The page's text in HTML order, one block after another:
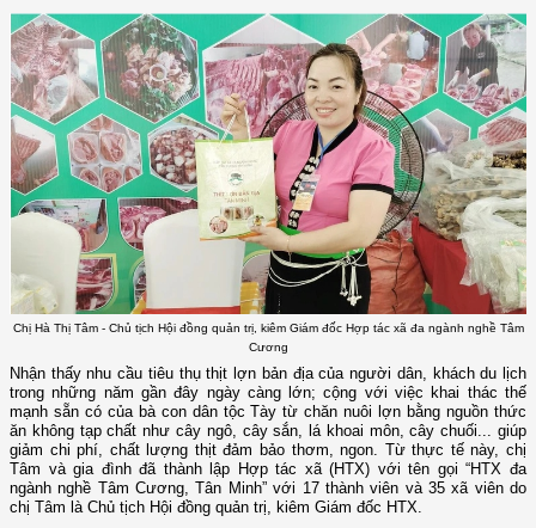
Chị Hà Thị Tâm - Chủ tịch Hội đồng quản trị, kiêm Giám đốc Hợp tác xã đa ngành nghề Tâm
Cương
Nhận thấy nhu cầu tiêu thụ thịt lợn bản địa của người dân, khách du lịch
trong những năm gần đây ngày càng lớn; cộng với việc khai thác thế
mạnh sẵn có của bà con dân tộc Tày từ chăn nuôi lợn bằng nguồn thức
ăn không tạp chất như cây ngô, cây sắn, lá khoai môn, cây chuối... giúp
giảm chi phí, chất lượng thịt đảm bảo thơm, ngon. Từ thực tế này, chị
Tâm và gia đình đã thành lập Hợp tác xã (HTX) với tên gọi “HTX đa
ngành nghề Tâm Cương, Tân Minh” với 17 thành viên và 35 xã viên do
chị Tâm là Chủ tịch Hội đồng quản trị, kiêm Giám đốc HTX.